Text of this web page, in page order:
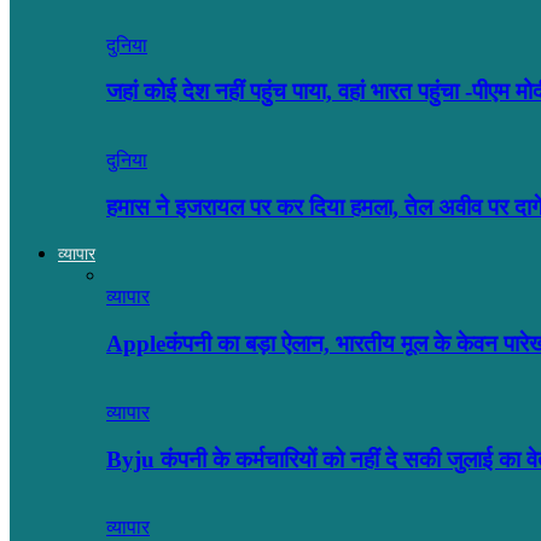
दुनिया
जहां कोई देश नहीं पहुंच पाया, वहां भारत पहुंचा -पीएम
दुनिया
हमास ने इजरायल पर कर दिया हमला, तेल अवीव पर
व्यापार
व्यापार
Appleकंपनी का बड़ा ऐलान, भारतीय मूल के केवन
व्यापार
Byju कंपनी के कर्मचारियों को नहीं दे सकी जुलाई का
व्यापार